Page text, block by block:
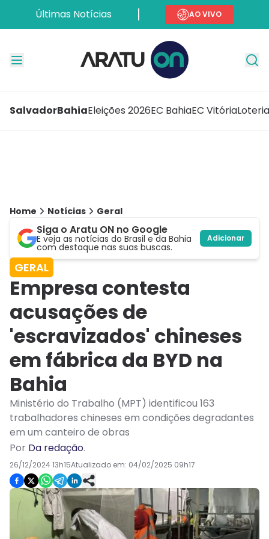
Últimas Notícias AO VIVO
SalvadorBahiaEleições 2026EC BahiaEC Vitória
Home Notícias Geral
Siga o Aratu ON no Google
E veja as notícias do Brasil e da Bahia
com destaque nas suas buscas.
Adicionar
GERAL
Empresa contesta
acusações de
'escravizados' chineses
em fábrica da BYD na
Bahia
Ministério do Trabalho (MPT) identificou 163
trabalhadores chineses em condições degradantes
em um canteiro de obras
Por Da redação.
26/12/2024 13h15Atualizado em: 04/02/2025 09h17